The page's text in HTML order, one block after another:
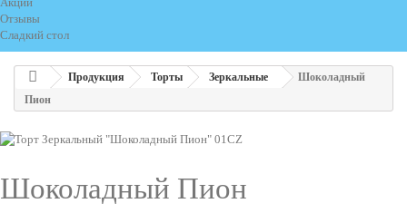
Отзывы
Сладкий стол
Продукция Торты Зеркальные
Шоколадный
Пион
Шоколадный Пион